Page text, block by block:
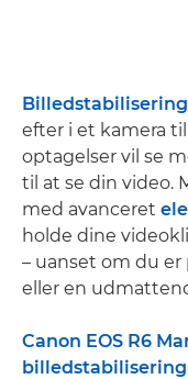
Billedstabilisering
efter i et kamera
optagelser vil se
til at se din video.
med avanceret
holde dine
– uanset om du
eller en
Canon EOS R6
billedstabilisering